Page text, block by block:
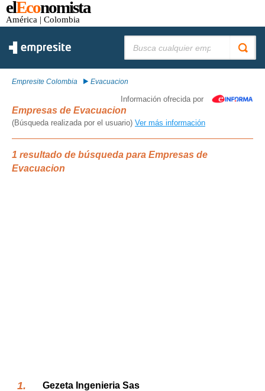
elEconomista
América | Colombia
Empresite Colombia Evacuacion
Información ofrecida por
Empresas de Evacuacion
(Búsqueda realizada por el usuario) Ver más información
1 resultado de búsqueda para Empresas de
Evacuacion
Gezeta Ingenieria Sas